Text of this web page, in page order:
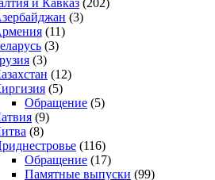
(3)
(11)
(3)
(3)
(12)
(5)
Обращение (5)
(9)
(8)
(116)
Обращение (17)
Памятные выпуски (99)